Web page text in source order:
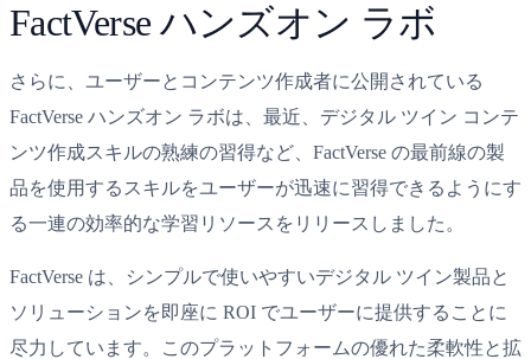
FactVerse ハンズオン ラボ
さらに、ユーザーとコンテンツ作成者に公開されている
FactVerse ハンズオン ラボは、最近、デジタル ツイン コンテ
ンツ作成スキルの熟練の習得など、FactVerse の最前線の製
品を使用するスキルをユーザーが迅速に習得できるようにす
る一連の効率的な学習リソースをリリースしました。
FactVerse は、シンプルで使いやすいデジタル ツイン製品と
ソリューションを即座に ROI でユーザーに提供することに
尽力しています。このプラットフォームの優れた柔軟性と拡